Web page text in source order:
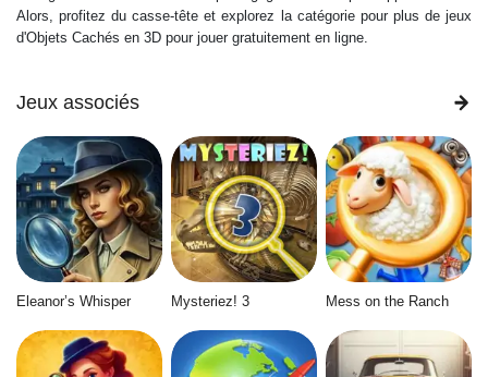
Alors, profitez du casse-tête et explorez la catégorie pour plus de jeux
d'Objets Cachés en 3D pour jouer gratuitement en ligne.
Jeux associés
Eleanor’s Whisper Mysteriez! 3 Mess on the Ranch